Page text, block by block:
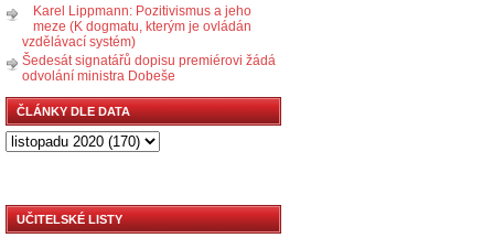
Karel Lippmann: Pozitivismus a jeho
meze (K dogmatu, kterým je ovládán
vzdělávací systém)
Šedesát signatářů dopisu premiérovi žádá
odvolání ministra Dobeše
ČLÁNKY DLE DATA
UČITELSKÉ LISTY